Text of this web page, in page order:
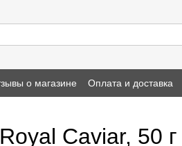
о магазине Оплата и доставка
Caviar, 50 г